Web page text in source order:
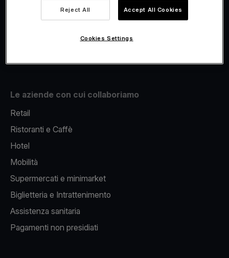
Fiscalizzazione
Le aziende con cui collaboriamo
Retail
Ristoranti e Caffè
Hotel
Mobilità
Supermercati e minimarket
Biglietteria e Intrattenimento
Assistenza sanitaria
Pagamenti non presidiati
Reject All Accept All Cookies
Cookies Settings